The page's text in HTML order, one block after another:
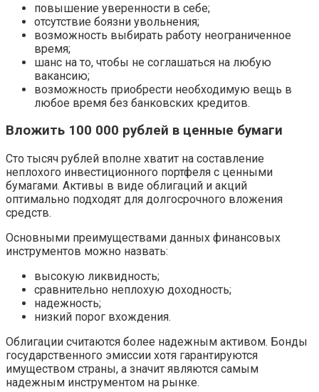
повышение уверенности в себе;
отсутствие боязни увольнения;
возможность выбирать работу неограниченное
время;
шанс на то, чтобы не соглашаться на любую
вакансию;
возможность приобрести необходимую вещь в
любое время без банковских кредитов.
Вложить 100 000 рублей в ценные бумаги
Сто тысяч рублей вполне хватит на составление
неплохого инвестиционного портфеля с ценными
бумагами. Активы в виде облигаций и акций
оптимально подходят для долгосрочного вложения
средств.
Основными преимуществами данных финансовых
инструментов можно назвать:
высокую ликвидность;
сравнительно неплохую доходность;
надежность;
низкий порог вхождения.
Облигации считаются более надежным активом. Бонды
государственного эмиссии хотя гарантируются
имуществом страны, а значит являются самым
надежным инструментом на рынке.